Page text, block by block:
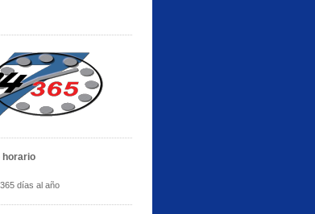
horario
días al año